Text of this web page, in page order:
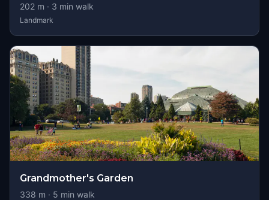
202 m · 3 min walk
Landmark
Grandmother's Garden
338 m · 5 min walk